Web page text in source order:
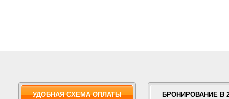
УДОБНАЯ СХЕМА ОПЛАТЫ БРОНИРОВАНИЕ В